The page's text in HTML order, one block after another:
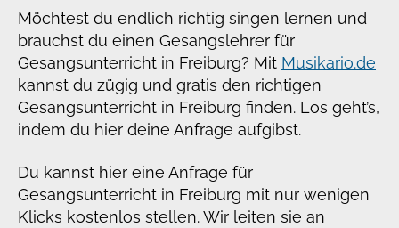
Möchtest du endlich richtig singen lernen und
brauchst du einen Gesangslehrer für
Gesangsunterricht in Freiburg? Mit Musikario.de
kannst du zügig und gratis den richtigen
Gesangsunterricht in Freiburg finden. Los geht’s,
indem du hier deine Anfrage aufgibst.
Du kannst hier eine Anfrage für
Gesangsunterricht in Freiburg mit nur wenigen
Klicks kostenlos stellen. Wir leiten sie an